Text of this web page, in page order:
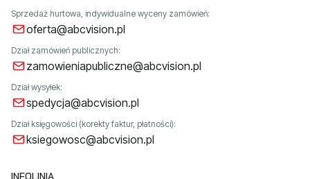
Sprzedaż hurtowa, indywidualne wyceny zamówień:
oferta@abcvision.pl
Dział zamówień publicznych:
zamowieniapubliczne@abcvision.pl
Dział wysyłek:
spedycja@abcvision.pl
Dział księgowości (korekty faktur, płatności):
ksiegowosc@abcvision.pl
INFOLINIA